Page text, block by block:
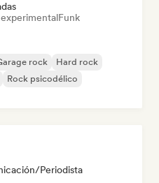
Funk
rock
Hard rock
Rock psicodélico
Periodista